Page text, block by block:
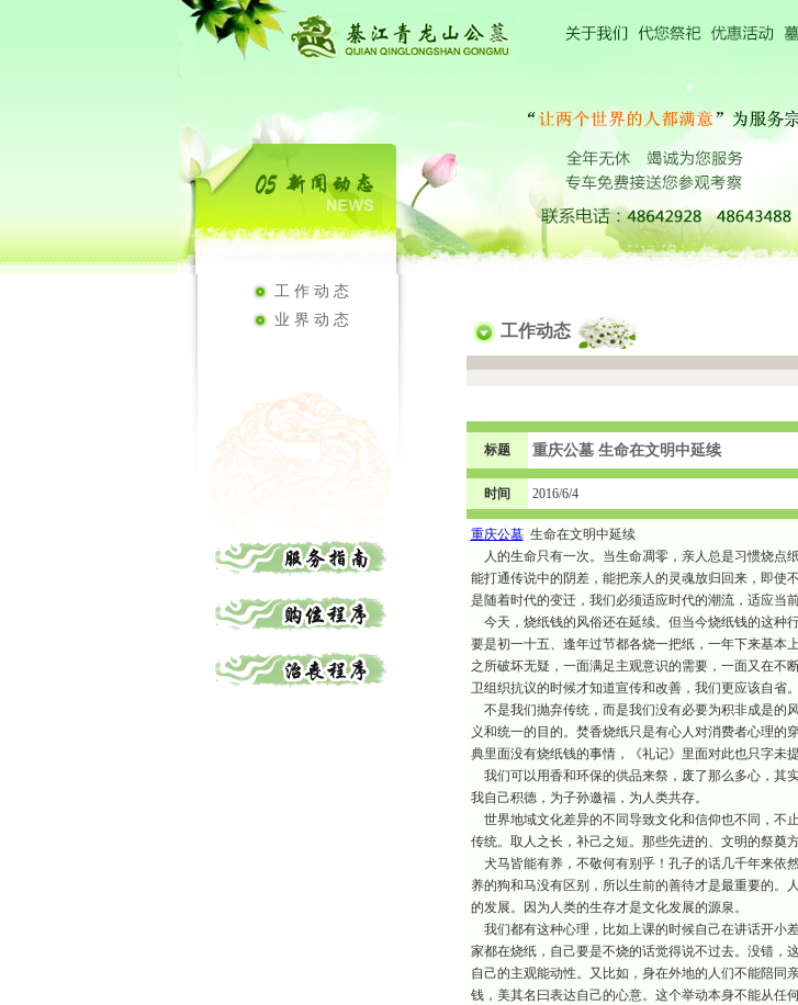
工作动态
业界动态
工作动态
标题 重庆公墓 生命在文明中延续
时间 2016/6/4
重庆公墓生命在文明中延续
人的生命只有一次。当生命凋零，亲人总是习惯烧点
能打通传说中的阴差，能把亲人的灵魂放归回来，即使
是随着时代的变迁，我们必须适应时代的潮流，适应当
今天，烧纸钱的风俗还在延续。但当今烧纸钱的这种
要是初一十五、逢年过节都各烧一把纸，一年下来基本
之所破坏无疑，一面满足主观意识的需要，一面又在不
卫组织抗议的时候才知道宣传和改善，我们更应该自省
不是我们抛弃传统，而是我们没有必要为积非成是的
义和统一的目的。焚香烧纸只是有心人对消费者心理的
典里面没有烧纸钱的事情，《礼记》里面对此也只字未
我们可以用香和环保的供品来祭，废了那么多心，其
我自己积德，为子孙邀福，为人类共存。
世界地域文化差异的不同导致文化和信仰也不同，不
传统。取人之长，补己之短。那些先进的、文明的祭奠
犬马皆能有养，不敬何有别乎！孔子的话几千年来依
养的狗和马没有区别，所以生前的善待才是最重要的。
的发展。因为人类的生存才是文化发展的源泉。
我们都有这种心理，比如上课的时候自己在讲话开小
家都在烧纸，自己要是不烧的话觉得说不过去。没错，
自己的主观能动性。又比如，身在外地的人们不能陪同
钱，美其名曰表达自己的心意。这个举动本身不能从任